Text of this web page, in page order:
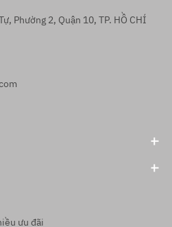
Phường 2, Quận 10, TP. HỒ CHÍ
ưu đãi